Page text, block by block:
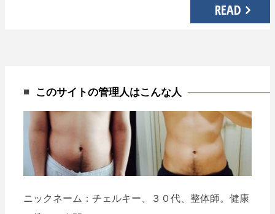
READ
このサイトの管理人はこんな人
ニックネーム：チェルキー、３０代、整体師。健康